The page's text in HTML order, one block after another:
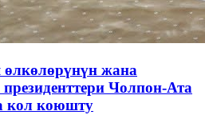
жана
Чолпон-Ата
кол коюшту